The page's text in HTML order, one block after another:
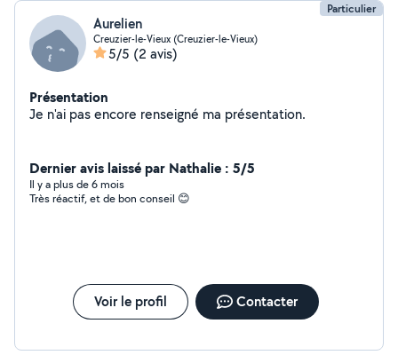
Particulier
Aurelien
Creuzier-le-Vieux (Creuzier-le-Vieux)
5/5 (2 avis)
Présentation
Je n'ai pas encore renseigné ma présentation.
Dernier avis laissé par Nathalie : 5/5
Il y a plus de 6 mois
Très réactif, et de bon conseil 😊
Voir le profil Contacter